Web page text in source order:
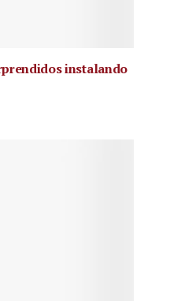
instalando